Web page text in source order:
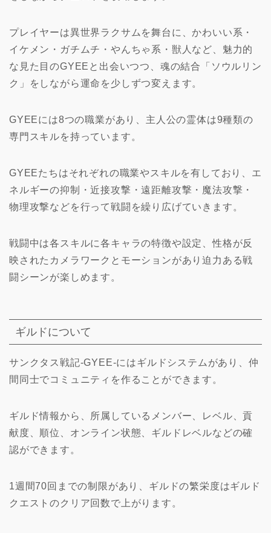
プレイヤーは異世界ラクサムを舞台に、かわいい系・
イケメン・ガチムチ・やんちゃ系・獣人など、魅力的
な見た目のGYEEと出会いつつ、魂の結合「ソウルリン
ク」をしながら運命を少しずつ変えます。
GYEEには8つの職業があり、主人公の霊体は9種類の
専門スキルを持っています。
GYEEたちはそれぞれの職業やスキルを有しており、エ
ネルギーの抑制・近接攻撃・遠距離攻撃・魔法攻撃・
物理攻撃などを行って戦闘を繰り広げていきます。
戦闘中は各スキルに各キャラの特徴や設定、性格が反
映されたカメラワークとモーションがあり迫力ある戦
闘シーンが楽しめます。
ギルドについて
サンクタス戦記-GYEE-にはギルドシステムがあり、仲
間同士でコミュニティを作ることができます。
ギルド情報から、所属しているメンバー、レベル、貢
献度、順位、オンライン状態、ギルドレベルなどの確
認ができます。
1週間70回までの制限があり、ギルドの繁栄度はギルド
クエストのクリア回数で上がります。